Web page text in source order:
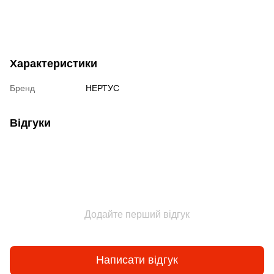
Характеристики
Бренд НЕРТУС
Відгуки
Додайте перший відгук
Написати відгук